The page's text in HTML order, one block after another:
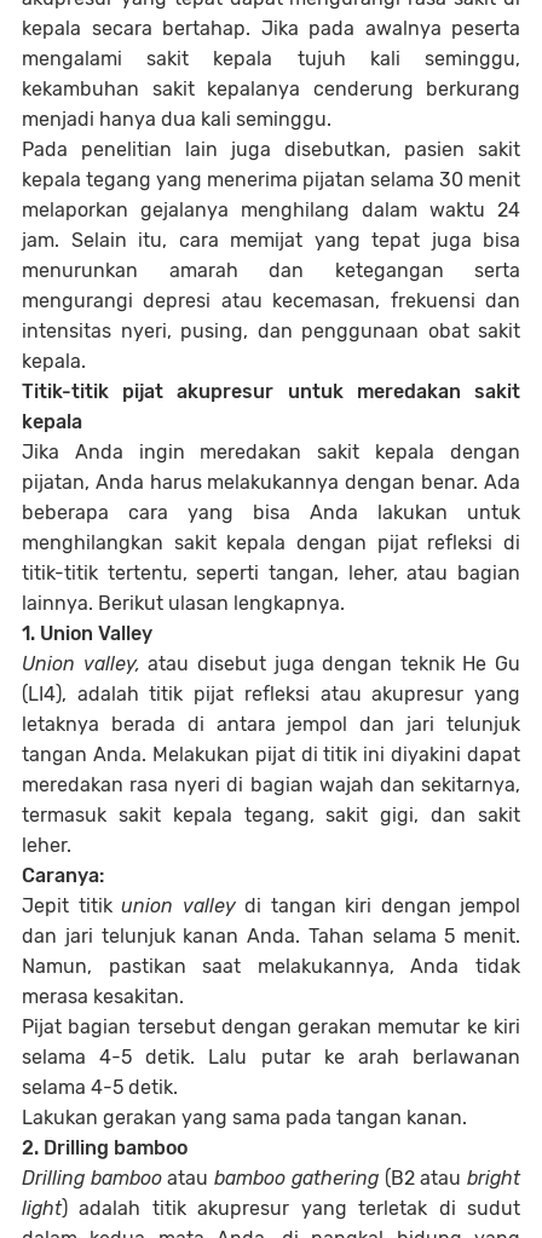
kepala secara bertahap. Jika pada awalnya peserta
mengalami sakit kepala tujuh kali seminggu,
kekambuhan sakit kepalanya cenderung berkurang
menjadi hanya dua kali seminggu.
Pada penelitian lain juga disebutkan, pasien sakit
kepala tegang yang menerima pijatan selama 30 menit
melaporkan gejalanya menghilang dalam waktu 24
jam. Selain itu, cara memijat yang tepat juga bisa
menurunkan amarah dan ketegangan serta
mengurangi depresi atau kecemasan, frekuensi dan
intensitas nyeri, pusing, dan penggunaan obat sakit
kepala.
Titik-titik pijat akupresur untuk meredakan sakit
kepala
Jika Anda ingin meredakan sakit kepala dengan
pijatan, Anda harus melakukannya dengan benar. Ada
beberapa cara yang bisa Anda lakukan untuk
menghilangkan sakit kepala dengan pijat refleksi di
titik-titik tertentu, seperti tangan, leher, atau bagian
lainnya. Berikut ulasan lengkapnya.
1. Union Valley
Union valley,atau disebut juga dengan teknik He Gu
(LI4), adalah titik pijat refleksi atau akupresur yang
letaknya berada di antara jempol dan jari telunjuk
tangan Anda. Melakukan pijat di titik ini diyakini dapat
meredakan rasa nyeri di bagian wajah dan sekitarnya,
termasuk sakit kepala tegang, sakit gigi, dan sakit
leher.
Caranya:
Jepit titik union valley di tangan kiri dengan jempol
dan jari telunjuk kanan Anda. Tahan selama 5 menit.
Namun, pastikan saat melakukannya, Anda tidak
merasa kesakitan.
Pijat bagian tersebut dengan gerakan memutar ke kiri
selama 4-5 detik. Lalu putar ke arah berlawanan
selama 4-5 detik.
Lakukan gerakan yang sama pada tangan kanan.
2. Drilling bamboo
Drilling bambooataubamboo gathering(B2 ataubright
light) adalah titik akupresur yang terletak di sudut